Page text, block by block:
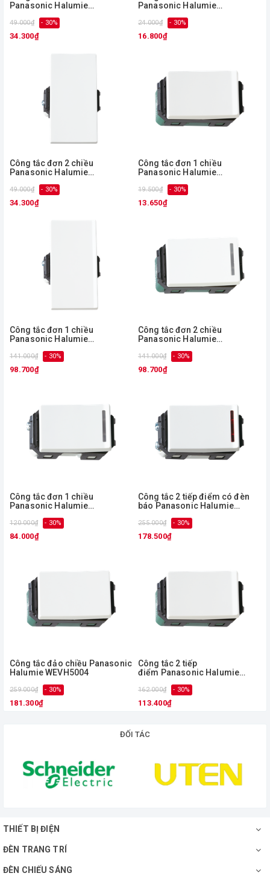
Panasonic Halumie
49.000₫ - 30%
34.300₫
Panasonic Halumie
24.000₫ - 30%
16.800₫
Công tắc đơn 2 chiều
Panasonic Halumie
49.000₫ - 30%
34.300₫
Công tắc đơn 1 chiều
Panasonic Halumie
19.500₫ - 30%
13.650₫
Công tắc đơn 1 chiều
Panasonic Halumie
141.000₫ - 30%
98.700₫
Công tắc đơn 2 chiều
Panasonic Halumie
141.000₫ - 30%
98.700₫
Công tắc đơn 1 chiều
Panasonic Halumie
120.000₫ - 30%
84.000₫
Công tắc 2 tiếp điểm có đèn
báo Panasonic Halumie
255.000₫ - 30%
178.500₫
Công tắc đảo chiều Panasonic
Halumie WEVH5004
259.000₫ - 30%
181.300₫
Công tắc 2 tiếp
điểm Panasonic Halumie
162.000₫ - 30%
113.400₫
ĐỐI TÁC
THIẾT BỊ ĐIỆN
ĐÈN TRANG TRÍ
ĐÈN CHIẾU SÁNG